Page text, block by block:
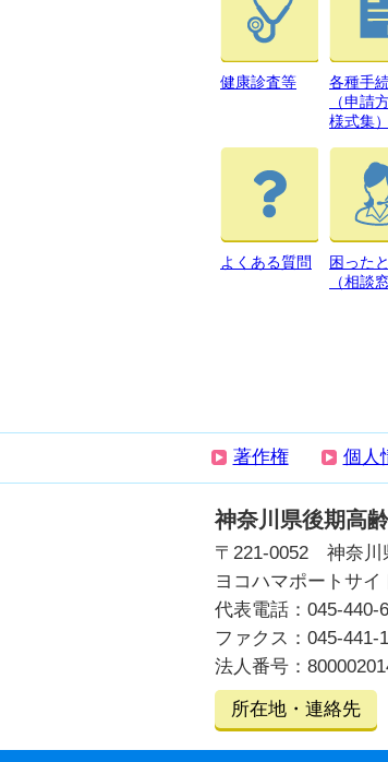
健康診査等
各種手
（申請
様式集）
よくある質問
困った
（相談
著作権 個人
神奈川県後期高
〒221-0052 神奈川
ヨコハマポートサイ
代表電話：045-440-
ファクス：045-441-
法人番号：
所在地・連絡先